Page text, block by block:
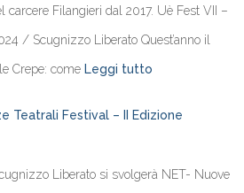
carcere Filangieri dal 2017. Uè Fest VII –
/ Scugnizzo Liberato Quest’anno il
Crepe: come Leggi tutto
Teatrali Festival – II Edizione
Liberato si svolgerà NET- Nuove